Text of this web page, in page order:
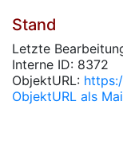
Stand
Letzte
Interne ID: 8372
ObjektURL:
ObjektURL als